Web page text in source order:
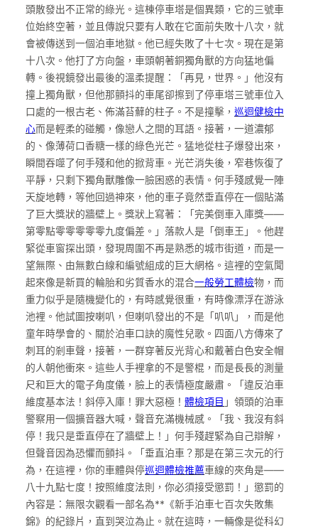
頭散發出不正常的綠光。這棟停車塔是個異類，它的三號車
位始終空著，並且傳說只要有人敢在它面前失敗十八次，就
會被傳送到一個泊車地獄。他已經失敗了十七次。現在是第
十八次。他打了方向盤，車頭朝著銅獨角獸的方向猛地偏
轉。後視鏡發出最後的溫柔提醒：「再見，世界。」他沒有
撞上獨角獸，但他那顫抖的車尾卻擦到了停車塔三號車位入
口處的一根古老、佈滿苔蘚的柱子。不是撞擊， 巡迴健檢中
心而是輕柔的碰觸，像戀人之間的耳語。接著，一道濃郁
的、像薄荷口香糖一樣的綠色光芒。猛地從柱子爆發出來，
瞬間吞噬了何手殘和他的掀背車。光芒消失後，窄巷恢復了
平靜，只剩下獨角獸雕像一臉困惑的表情。何手殘感覺一陣
天旋地轉，等他回過神來，他的車子竟然垂直停在一個貼滿
了巨大獎狀的牆壁上。獎狀上寫著：「完美倒車入庫獎——
第零點零零零零零九度偏差。」落款人是「倒車王」。他趕
緊從車窗探出頭，發現周圍不再是熟悉的城市街道，而是一
望無際、由無數白線和編號組成的巨大網格。這裡的空氣聞
起來像是新買的輪胎和劣質香水的混合一般勞工體檢物，而
重力似乎是隨機變化的，有時感覺很重，有時像漂浮在游泳
池裡。他試圖按喇叭，但喇叭發出的不是「叭叭」，而是他
童年時學會的、關於泊車口訣的魔性兒歌。四面八方傳來了
刺耳的剎車聲，接著，一群穿著反光背心和戴著白色安全帽
的人朝他衝來。這些人手裡拿的不是警棍，而是長長的測量
尺和巨大的電子角度儀，臉上的表情極度嚴肅。「違反泊車
維度基本法！斜停入庫！罪大惡極！ 體檢項目 」領頭的泊車
警察用一個擴音器大喊，聲音充滿機械感。「我、我沒有斜
停！我只是垂直停在了牆壁上！」何手殘趕緊為自己辯解，
但聲音因為恐懼而顫抖。「垂直泊車？那是在第三次元的行
為，在這裡，你的車體與停巡迴體檢推薦車線的夾角是——
八十九點七度！按照維度法則，你必須接受懲罰！」懲罰的
內容是：無限次觀看一部名為**《新手泊車七百次失敗集
錦》的紀錄片，直到哭泣為止。就在這時，一輛像是從科幻